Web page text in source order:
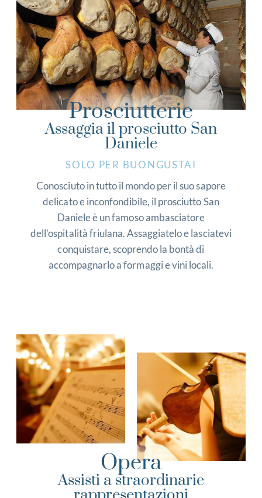
Prosciutterie
Assaggia il prosciutto San
Daniele
SOLO PER BUONGUSTAI
Conosciuto in tutto il mondo per il suo sapore
delicato e inconfondibile, il prosciutto San
Daniele è un famoso ambasciatore
dell’ospitalità friulana. Assaggiatelo e lasciatevi
conquistare, scoprendo la bontà di
accompagnarlo a formaggi e vini locali.
Opera
Assisti a straordinarie